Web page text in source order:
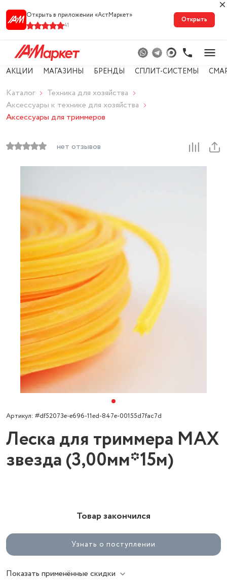
Открыть в приложении «АстМарке‪т‬»
41
Открыть
АКЦИИ МАГАЗИНЫ БРЕНДЫ СПЛИТ-СИСТЕМЫ
Каталог
Техника для хозяйства
Аксессуары к технике для хозяйства
Аксессуары для триммеров
нет отзывов
Артикул: #df52073e-e696-11ed-847e-00155d7fac7d
Леска для триммера MAX
звезда (3,00мм*15м)
Товар закончился
Узнать о поступлении
Показать применённые скидки